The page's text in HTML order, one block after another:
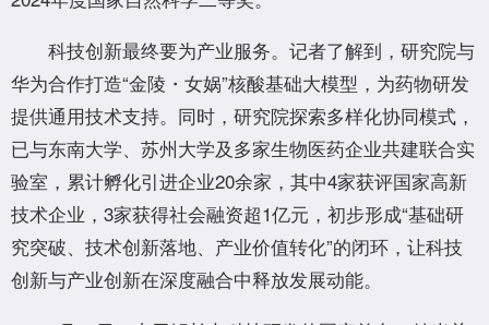
科技创新最终要为产业服务。记者了解到，研究院与
华为合作打造“金陵・女娲”核酸基础大模型，为药物研发
提供通用技术支持。同时，研究院探索多样化协同模式，
已与东南大学、苏州大学及多家生物医药企业共建联合实
验室，累计孵化引进企业20余家，其中4家获评国家高新
技术企业，3家获得社会融资超1亿元，初步形成“基础研
究突破、技术创新落地、产业价值转化”的闭环，让科技
创新与产业创新在深度融合中释放发展动能。